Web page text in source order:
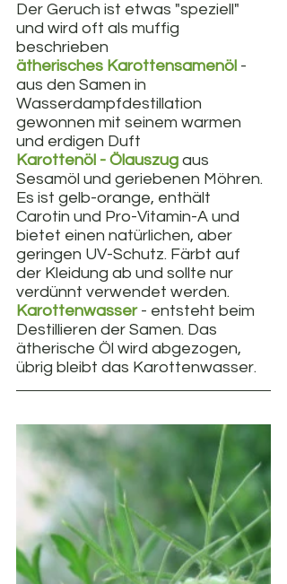
Der Geruch ist etwas "speziell"
und wird oft als muffig
beschrieben
ätherisches Karottensamenöl -
aus den Samen in
Wasserdampfdestillation
gewonnen mit seinem warmen
und erdigen Duft
Karottenöl - Ölauszug aus
Sesamöl und geriebenen Möhren.
Es ist gelb-orange, enthält
Carotin und Pro-Vitamin-A und
bietet einen natürlichen, aber
geringen UV-Schutz. Färbt auf
der Kleidung ab und sollte nur
verdünnt verwendet werden.
Karottenwasser - entsteht beim
Destillieren der Samen. Das
ätherische Öl wird abgezogen,
übrig bleibt das Karottenwasser.